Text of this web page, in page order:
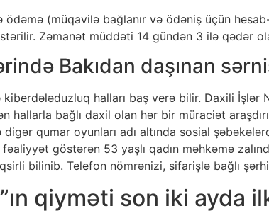
ödəmə (müqavilə bağlanır və ödəniş üçün
Zəmanət müddəti 14 gündən 3 ilə qədər
Bakıdan daşınan
halları baş verə bilir. Daxili
hallarla bağlı daxil olan hər bir müraciət
qumar oyunları adı altında sosial
fəaliyyət göstərən 53 yaşlı qadın məhkəmə
bilinib. Telefon nömrənizi, sifarişlə bağlı
qiyməti son iki ayda